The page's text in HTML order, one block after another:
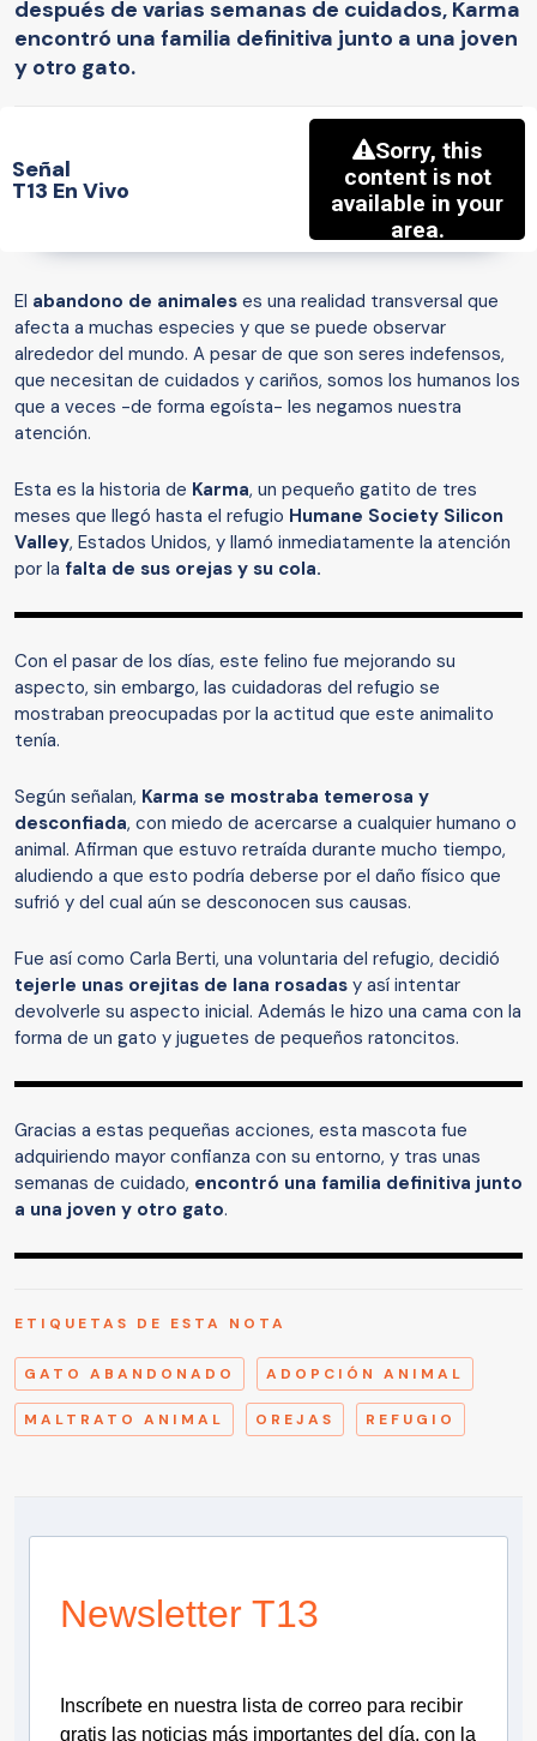
después de varias semanas de cuidados, Karma
encontró una familia definitiva junto a una joven
y otro gato.
Señal
T13 En Vivo
El abandono de animales es una realidad transversal que
afecta a muchas especies y que se puede observar
alrededor del mundo. A pesar de que son seres indefensos,
que necesitan de cuidados y cariños, somos los humanos los
que a veces -de forma egoísta- les negamos nuestra
atención.
Esta es la historia de Karma, un pequeño gatito de tres
meses que llegó hasta el refugio Humane Society Silicon
Valley, Estados Unidos, y llamó inmediatamente la atención
por la falta de sus orejas y su cola.
Con el pasar de los días, este felino fue mejorando su
aspecto, sin embargo, las cuidadoras del refugio se
mostraban preocupadas por la actitud que este animalito
tenía.
Según señalan, Karma se mostraba temerosa y
desconfiada, con miedo de acercarse a cualquier humano o
animal. Afirman que estuvo retraída durante mucho tiempo,
aludiendo a que esto podría deberse por el daño físico que
sufrió y del cual aún se desconocen sus causas.
Fue así como Carla Berti, una voluntaria del refugio, decidió
tejerle unas orejitas de lana rosadas y así intentar
devolverle su aspecto inicial. Además le hizo una cama con la
forma de un gato y juguetes de pequeños ratoncitos.
Gracias a estas pequeñas acciones, esta mascota fue
adquiriendo mayor confianza con su entorno, y tras unas
semanas de cuidado, encontró una familia definitiva junto
a una joven y otro gato.
ETIQUETAS DE ESTA NOTA
GATO ABANDONADO ADOPCIÓN ANIMAL
MALTRATO ANIMAL OREJAS REFUGIO
Newsletter T13
Inscríbete en nuestra lista de correo para recibir
gratis las noticias más importantes del día, con la